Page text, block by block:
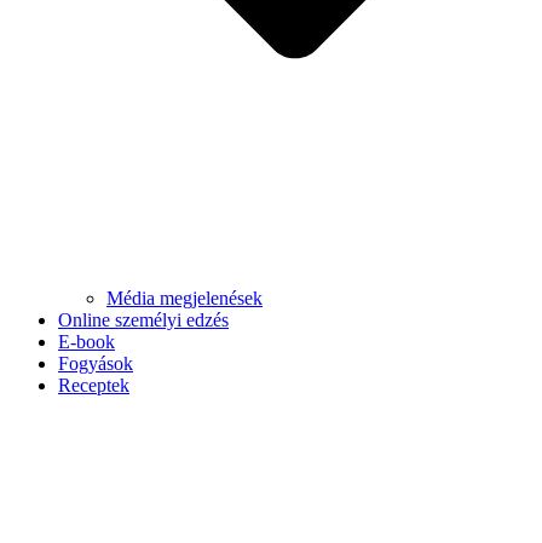
Média megjelenések
Online személyi edzés
E-book
Fogyások
Receptek